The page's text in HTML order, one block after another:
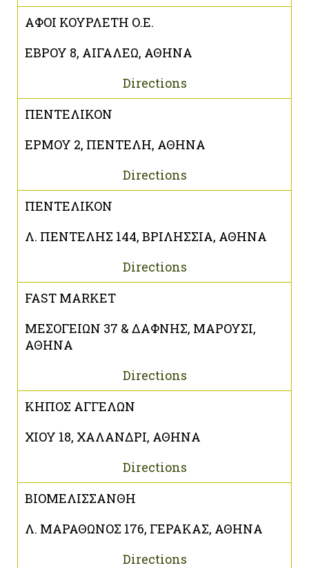
ΑΦΟΙ ΚΟΥΡΛΕΤΗ Ο.Ε.
ΕΒΡΟΥ 8, ΑΙΓΑΛΕΩ, ΑΘΗΝΑ
Directions
ΠΕΝΤΕΛΙΚΟΝ
ΕΡΜΟΥ 2, ΠΕΝΤΕΛΗ, ΑΘΗΝΑ
Directions
ΠΕΝΤΕΛΙΚΟΝ
Λ. ΠΕΝΤΕΛΗΣ 144, ΒΡΙΛΗΣΣΙΑ, ΑΘΗΝΑ
Directions
FAST MARKET
ΜΕΣΟΓΕΙΩΝ 37 & ΔΑΦΝΗΣ, ΜΑΡΟΥΣΙ,
ΑΘΗΝΑ
Directions
ΚΗΠΟΣ ΑΓΓΕΛΩΝ
ΧΙΟΥ 18, ΧΑΛΑΝΔΡΙ, ΑΘΗΝΑ
Directions
ΒΙΟΜΕΛΙΣΣΑΝΘΗ
Λ. ΜΑΡΑΘΩΝΟΣ 176, ΓΕΡΑΚΑΣ, ΑΘΗΝΑ
Directions